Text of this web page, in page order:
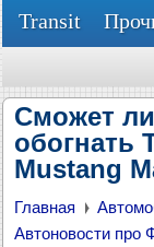
Transit
Сможет
обогнать
Mustang
Главная
Автоновости про